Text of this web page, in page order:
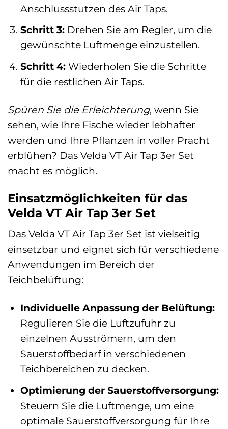
Anschlussstutzen des Air Taps.
Schritt 3:Drehen Sie am Regler, um die
gewünschte Luftmenge einzustellen.
Schritt 4:Wiederholen Sie die Schritte
für die restlichen Air Taps.
Spüren Sie die Erleichterung, wenn Sie
sehen, wie Ihre Fische wieder lebhafter
werden und Ihre Pflanzen in voller Pracht
erblühen? Das Velda VT Air Tap 3er Set
macht es möglich.
Einsatzmöglichkeiten für das
Velda VT Air Tap 3er Set
Das Velda VT Air Tap 3er Set ist vielseitig
einsetzbar und eignet sich für verschiedene
Anwendungen im Bereich der
Teichbelüftung:
Individuelle Anpassung der Belüftung:
Regulieren Sie die Luftzufuhr zu
einzelnen Ausströmern, um den
Sauerstoffbedarf in verschiedenen
Teichbereichen zu decken.
Optimierung der Sauerstoffversorgung:
Steuern Sie die Luftmenge, um eine
optimale Sauerstoffversorgung für Ihre